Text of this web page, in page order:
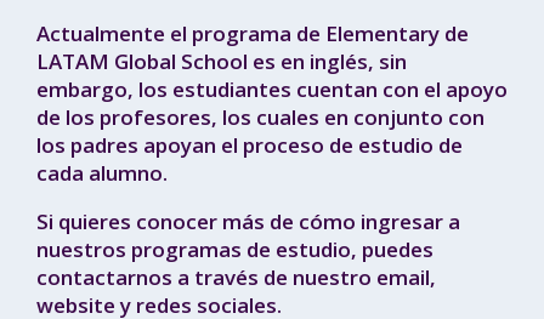
Actualmente el programa de Elementary de
LATAM Global School es en inglés, sin
embargo, los estudiantes cuentan con el apoyo
de los profesores, los cuales en conjunto con
los padres apoyan el proceso de estudio de
cada alumno.
Si quieres conocer más de cómo ingresar a
nuestros programas de estudio, puedes
contactarnos a través de nuestro email,
website y redes sociales.